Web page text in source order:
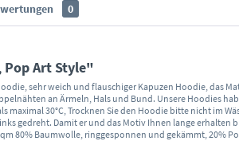
0
Pop Art Style"
sehr weich und flauschiger Kapuzen Hoodie, das
an Ärmeln, Hals und Bund. Unsere Hoodies
30°C, Trocknen Sie den Hoodie bitte nicht im
gedreht. Damit er und das Motiv Ihnen lange erhalten
80% Baumwolle, ringgesponnen und gekämmt, 20%